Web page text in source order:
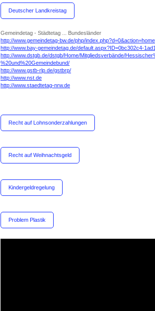
Deutscher Landkreistag
Gemeindetag - Städtetag ... Bundesländer
http://www.gemeindetag-bw.de/php/
http://www.bay-gemeindetag.de/default.aspx?ID=0bc302c4-
http://www.dstgb.de/dstgb/Home/Mitgliedsverbände/
%20und%20Gemeindebund/
http://www.gstb-rlp.de/gstbrp/
http://www.nst.de
http://www.staedtetag-nrw.de
Recht auf Lohnsonderzahlungen
Recht auf Weihnachtsgeld
Kindergeldregelung
Problem Plastik